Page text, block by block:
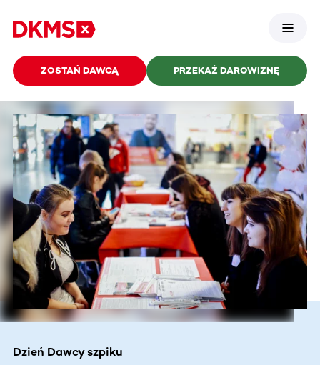
ZOSTAŃ DAWCĄ PRZEKAŻ DAROWIZNĘ
Dzień Dawcy szpiku